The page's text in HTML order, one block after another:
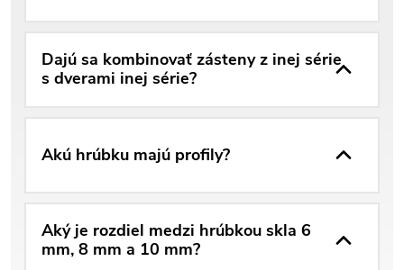
Dajú sa kombinovať zásteny z inej série
s dverami inej série?
Akú hrúbku majú profily?
Aký je rozdiel medzi hrúbkou skla 6
mm, 8 mm a 10 mm?